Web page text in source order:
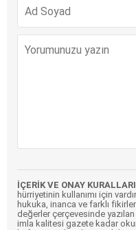
İÇERİK VE ONAY
hürriyetinin kullanımı için
hukuka, inanca ve farklı
değerler çerçevesinde yazılan
imla kalitesi gazete kadar